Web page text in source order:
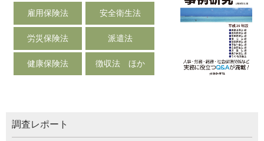
雇用保険法 安全衛生法
労災保険法 派遣法
健康保険法 徴収法 ほか
調査レポート